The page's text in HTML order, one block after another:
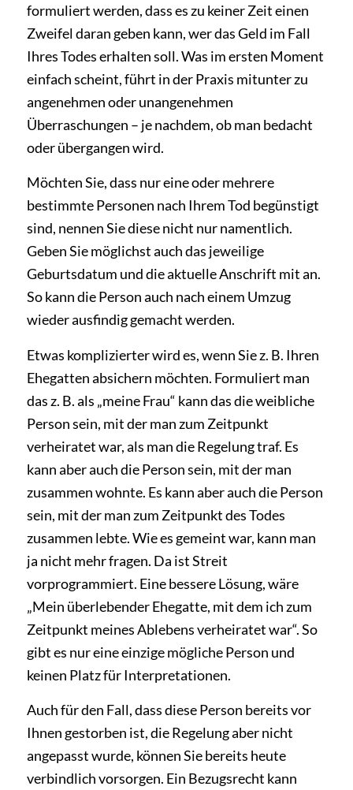
formuliert werden, dass es zu keiner Zeit einen
Zweifel daran geben kann, wer das Geld im Fall
Ihres Todes erhalten soll. Was im ersten Moment
einfach scheint, führt in der Praxis mitunter zu
angenehmen oder unangenehmen
Überraschungen – je nachdem, ob man bedacht
oder übergangen wird.
Möchten Sie, dass nur eine oder mehrere
bestimmte Personen nach Ihrem Tod begünstigt
sind, nennen Sie diese nicht nur namentlich.
Geben Sie möglichst auch das jeweilige
Geburtsdatum und die aktuelle Anschrift mit an.
So kann die Person auch nach einem Umzug
wieder ausfindig gemacht werden.
Etwas komplizierter wird es, wenn Sie z. B. Ihren
Ehegatten absichern möchten. Formuliert man
das z. B. als „meine Frau“ kann das die weibliche
Person sein, mit der man zum Zeitpunkt
verheiratet war, als man die Regelung traf. Es
kann aber auch die Person sein, mit der man
zusammen wohnte. Es kann aber auch die Person
sein, mit der man zum Zeitpunkt des Todes
zusammen lebte. Wie es gemeint war, kann man
ja nicht mehr fragen. Da ist Streit
vorprogrammiert. Eine bessere Lösung, wäre
„Mein überlebender Ehegatte, mit dem ich zum
Zeitpunkt meines Ablebens verheiratet war“. So
gibt es nur eine einzige mögliche Person und
keinen Platz für Interpretationen.
Auch für den Fall, dass diese Person bereits vor
Ihnen gestorben ist, die Regelung aber nicht
angepasst wurde, können Sie bereits heute
verbindlich vorsorgen. Ein Bezugsrecht kann